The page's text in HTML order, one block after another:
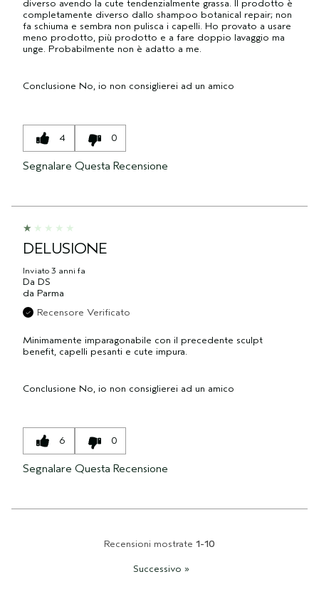
diverso avendo la cute tendenzialmente grassa. Il prodotto è
completamente diverso dallo shampoo botanical repair; non
fa schiuma e sembra non pulisca i capelli. Ho provato a usare
meno prodotto, più prodotto e a fare doppio lavaggio ma
unge. Probabilmente non è adatto a me.
Conclusione No, io non consiglierei ad un amico
4 0
Segnalare Questa Recensione
DELUSIONE
Inviato 3 anni fa
Da DS
da Parma
Recensore Verificato
Minimamente imparagonabile con il precedente sculpt
benefit, capelli pesanti e cute impura.
Conclusione No, io non consiglierei ad un amico
6 0
Segnalare Questa Recensione
Recensioni mostrate 1-10
Successivo »